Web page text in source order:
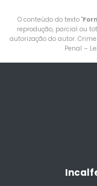
O conteúdo do texto "
reprodução, parcial ou
autorização do autor.
Penal –